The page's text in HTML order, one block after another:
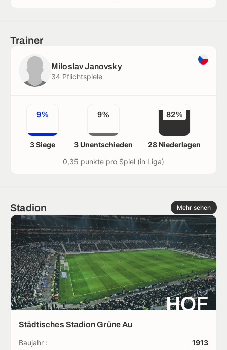
Trainer
Miloslav Janovsky
34 Pflichtspiele
9%
3 Siege
9%
3 Unentschieden
82%
28 Niederlagen
0,35 punkte pro Spiel (in Liga)
Stadion Mehr sehen
HOF
Städtisches Stadion Grüne Au
Baujahr :
1913